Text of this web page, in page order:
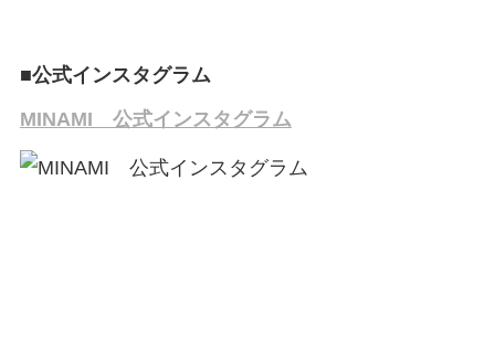
■公式インスタグラム
MINAMI 公式インスタグラム